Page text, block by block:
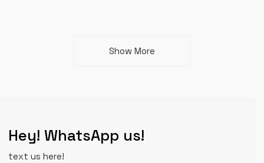
Show More
Hey! WhatsApp us!
text us here!